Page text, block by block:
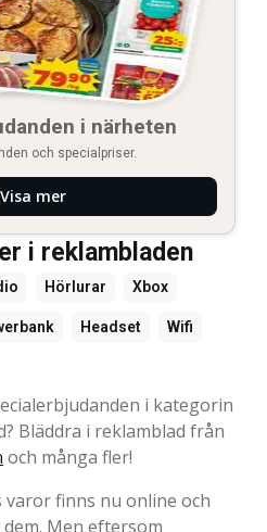
i närheten
och specialpriser.
Visa mer
i reklambladen
Hörlurar Xbox
Headset Wifi
i kategorin
Bläddra i reklamblad från
och många fler!
finns nu online och
Men eftersom